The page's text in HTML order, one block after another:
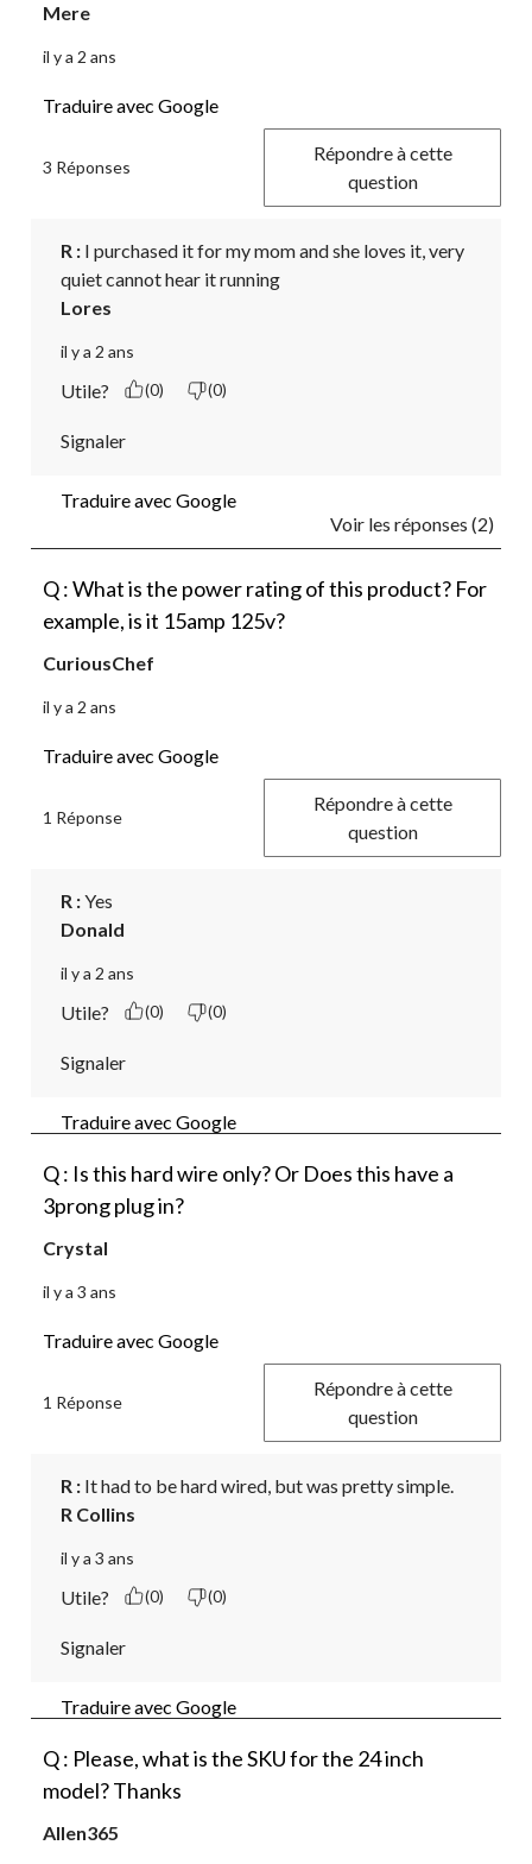
Mere
il y a 2 ans
Traduire avec Google
3 Réponses
Répondre à cette
question
R : I purchased it for my mom and she loves it, very
quiet cannot hear it running
Lores
il y a 2 ans
Utile? (0) (0)
Signaler
Traduire avec Google
Voir les réponses (2)
Q : What is the power rating of this product? For
example, is it 15amp 125v?
CuriousChef
il y a 2 ans
Traduire avec Google
1 Réponse
Répondre à cette
question
R : Yes
Donald
il y a 2 ans
Utile? (0) (0)
Signaler
Traduire avec Google
Q : Is this hard wire only? Or Does this have a
3prong plug in?
Crystal
il y a 3 ans
Traduire avec Google
1 Réponse
Répondre à cette
question
R : It had to be hard wired, but was pretty simple.
R Collins
il y a 3 ans
Utile? (0) (0)
Signaler
Traduire avec Google
Q : Please, what is the SKU for the 24 inch
model? Thanks
Allen365